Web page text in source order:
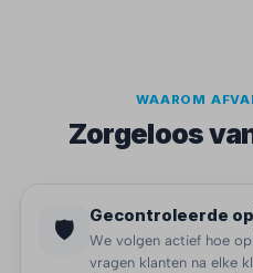
WAAROM
Zorgeloos
🛡️ Gecontroleerde
We volgen actief hoe
vragen klanten na elke